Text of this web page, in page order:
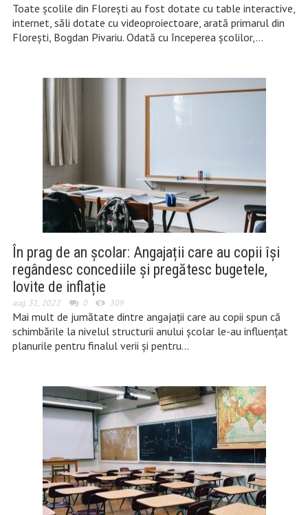
Toate școlile din Florești au fost dotate cu table interactive,
internet, săli dotate cu videoproiectoare, arată primarul din
Florești, Bogdan Pivariu. Odată cu începerea școlilor,…
În prag de an școlar: Angajații care au copii își
regândesc concediile și pregătesc bugetele,
lovite de inflație
aug. 31, 2022 0 309
Mai mult de jumătate dintre angajații care au copii spun că
schimbările la nivelul structurii anului școlar le-au influențat
planurile pentru finalul verii și pentru…